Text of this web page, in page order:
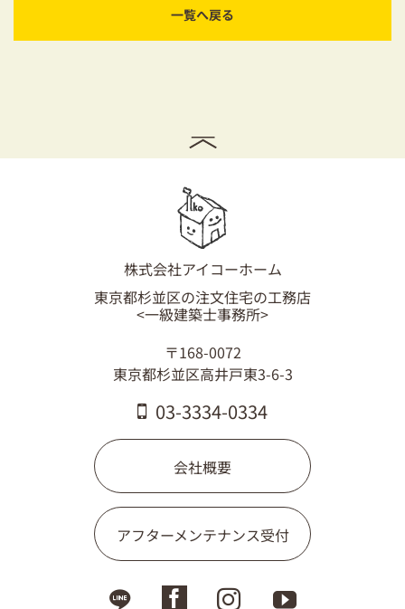
お知らせ
03-3334-0334
一覧へ戻る
株式会社アイコーホーム
東京都杉並区の注文住宅の工務店
<一級建築士事務所>
〒168-0072
東京都杉並区高井戸東3-6-3
03-3334-0334
会社概要
アフターメンテナンス受付